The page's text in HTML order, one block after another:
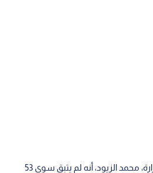
وأوضح الناطق الإعلامي للوزارة، محمد الزيود، أنه لم يتبق سوى 53